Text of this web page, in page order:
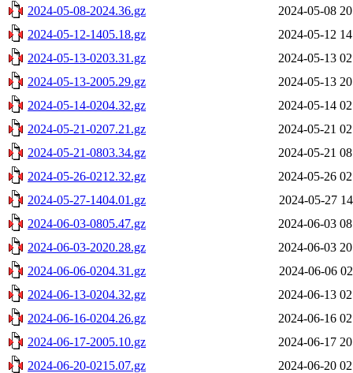
2024-05-08-2024.36.gz
2024-05-08
2024-05-12-1405.18.gz
2024-05-12
2024-05-13-0203.31.gz
2024-05-13
2024-05-13-2005.29.gz
2024-05-13
2024-05-14-0204.32.gz
2024-05-14
2024-05-21-0207.21.gz
2024-05-21
2024-05-21-0803.34.gz
2024-05-21
2024-05-26-0212.32.gz
2024-05-26
2024-05-27-1404.01.gz
2024-05-27
2024-06-03-0805.47.gz
2024-06-03
2024-06-03-2020.28.gz
2024-06-03
2024-06-06-0204.31.gz
2024-06-06
2024-06-13-0204.32.gz
2024-06-13
2024-06-16-0204.26.gz
2024-06-16
2024-06-17-2005.10.gz
2024-06-17
2024-06-20-0215.07.gz
2024-06-20